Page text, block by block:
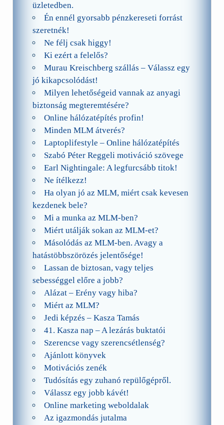
üzletedben.
Én ennél gyorsabb pénzkereseti forrást
szeretnék!
Ne félj csak higgy!
Ki ezért a felelős?
Murau Kreischberg szállás – Válassz egy
jó kikapcsolódást!
Milyen lehetőségeid vannak az anyagi
biztonság megteremtésére?
Online hálózatépítés profin!
Minden MLM átverés?
Laptoplifestyle – Online hálózatépítés
Szabó Péter Reggeli motiváció szövege
Earl Nightingale: A legfurcsább titok!
Ne ítélkezz!
Ha olyan jó az MLM, miért csak kevesen
kezdenek bele?
Mi a munka az MLM-ben?
Miért utálják sokan az MLM-et?
Másolódás az MLM-ben. Avagy a
hatástöbbszörözés jelentősége!
Lassan de biztosan, vagy teljes
sebességgel előre a jobb?
Alázat – Erény vagy hiba?
Miért az MLM?
Jedi képzés – Kasza Tamás
41. Kasza nap – A lezárás buktatói
Szerencse vagy szerencsétlenség?
Ajánlott könyvek
Motivációs zenék
Tudósítás egy zuhanó repülőgépről.
Válassz egy jobb kávét!
Online marketing weboldalak
Az igazmondás jutalma